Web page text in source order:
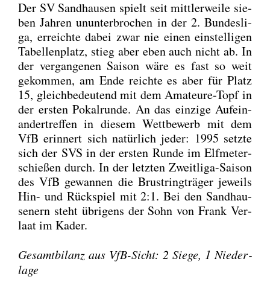
Der SV Sand­hau­sen spielt seit mitt­ler­wei­le sie­
ben Jah­ren unun­ter­bro­chen in der 2. Bun­des­li­
ga, erreich­te dabei zwar nie einen ein­stel­li­gen
Tabel­len­platz, stieg aber eben auch nicht ab. In
der ver­gan­ge­nen Sai­son wäre es fast so weit
gekom­men, am Ende reich­te es aber für Platz
15, gleich­be­deu­tend mit dem Ama­teu­re-Topf in
der ers­ten Pokal­run­de. An das ein­zi­ge Auf­ein­
an­der­tref­fen in die­sem Wett­be­werb mit dem
VfB erin­nert sich natür­lich jeder: 1995 setz­te
sich der SVS in der ers­ten Run­de im Elf­me­ter­
schie­ßen durch. In der letz­ten Zweit­li­ga-Sai­son
des VfB gewan­nen die Brust­ring­trä­ger jeweils
Hin- und Rück­spiel mit 2:1. Bei den Sand­hau­
se­nern steht übri­gens der Sohn von Frank Ver­
la­at im Kader.
Gesamt­bi­lanz aus VfB-Sicht: 2 Sie­ge, 1 Nie­der­
la­ge